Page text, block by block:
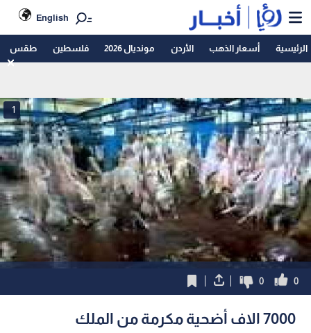
English
الرئيسية أسعار الذهب الأردن مونديال 2026 فلسطين طقس
1
0
0
7000 الاف أضحية مكرمة من الملك